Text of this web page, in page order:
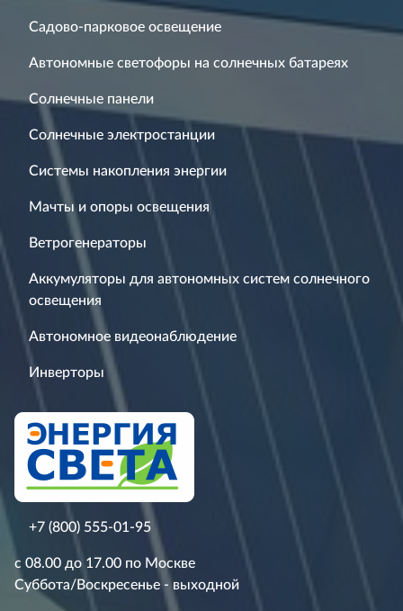
Садово-парковое освещение
Автономные светофоры на солнечных батареях
Солнечные панели
Солнечные электростанции
Системы накопления энергии
Мачты и опоры освещения
Ветрогенераторы
Аккумуляторы для автономных систем солнечного
освещения
Автономное видеонаблюдение
Инверторы
+7 (800) 555-01-95
с 08.00 до 17.00 по Москве
Суббота/Воскресенье - выходной